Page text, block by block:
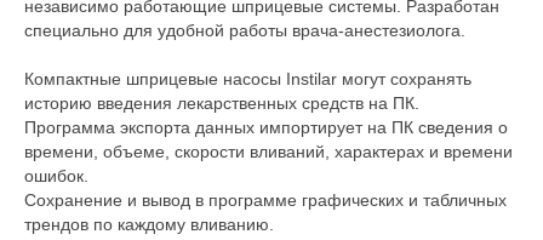
независимо работающие шприцевые системы. Разработан
специально для удобной работы врача-анестезиолога.
Компактные шприцевые насосы Instilar могут сохранять
историю введения лекарственных средств на ПК.
Программа экспорта данных импортирует на ПК сведения о
времени, объеме, скорости вливаний, характерах и времени
ошибок.
Сохранение и вывод в программе графических и табличных
трендов по каждому вливанию.